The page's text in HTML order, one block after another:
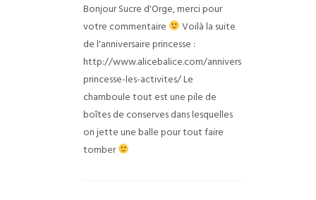
Bonjour Sucre d'Orge, merci pour
votre commentaire
Voilà la suite
de l'anniversaire princesse :
http://www.alicebalice.com/anniversaire-
princesse-les-activites/ Le
chamboule tout est une pile de
boîtes de conserves dans lesquelles
on jette une balle pour tout faire
tomber